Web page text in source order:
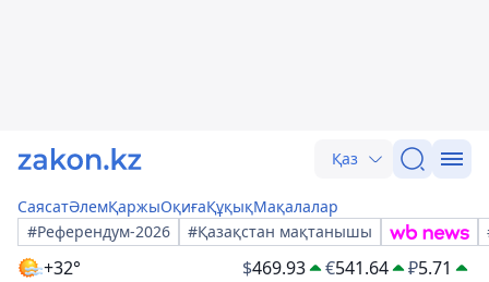
Қаз
СаясатӘлемҚаржыОқиғаҚұқықМақалалар
#Референдум-2026
#Қазақстан мақтанышы
+32° $469.93 €541.64 ₽5.71